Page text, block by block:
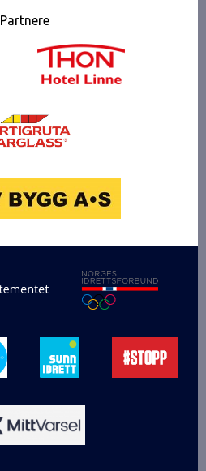
Partnere